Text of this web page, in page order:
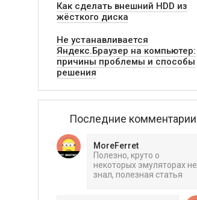
Как сделать внешний HDD из
жёсткого диска
Не устанавливается
Яндекс.Браузер на компьютер:
причины проблемы и способы
решения
Последние комментарии
MoreFerret
Полезно, круто о
некоторых эмуляторах не
знал, полезная статья